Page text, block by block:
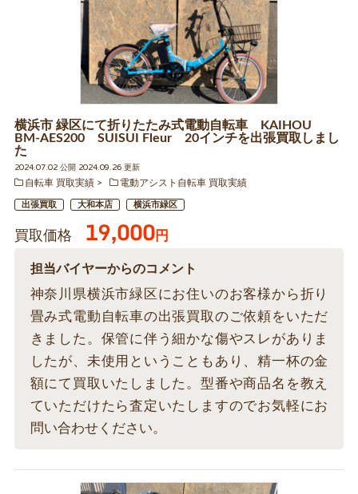
横浜市 緑区にて折りたたみ式電動自転車 KAIHOU
BM-AES200 SUISUI Fleur 20インチを出張買取しまし
た
2024.07.02 公開 2024.09.26 更新
自転車 買取実績
電動アシスト自転車 買取実績
出張買取 大和本店 横浜市緑区
買取価格 19,000円
担当バイヤーからのコメント
神奈川県横浜市緑区にお住いのお客様から折り
畳み式電動自転車の出張買取のご依頼をいただ
きました。保管に伴う細かな傷やスレがありま
したが、未使用ということもあり、精一杯の金
額にて買取いたしました。型番や商品名を教え
ていただけたら査定いたしますのでお気軽にお
問い合わせください。